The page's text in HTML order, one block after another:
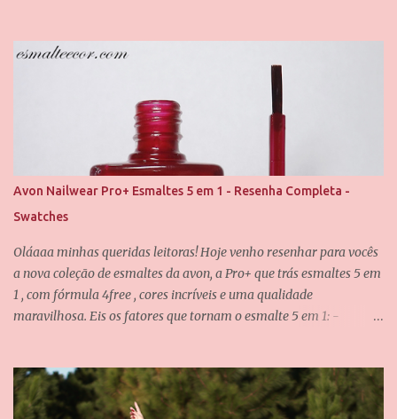
grandes mudanças dependendo da iluminação, mas que
dificilmente desagrada alguém. Foram usadas duas camadas para
obter essa cobertura, e uma camada do verniz da Saloon para
abrir esse brilho espelhado. E agora eu quero que vocês me
contem, qual é o seu esmalte clássico da Vult favorito? Até o
próximo post, amores.
Avon Nailwear Pro+ Esmaltes 5 em 1 - Resenha Completa -
Swatches
Oláaaa minhas queridas leitoras! Hoje venho resenhar para vocês
a nova coleção de esmaltes da avon, a Pro+ que trás esmaltes 5 em
1 , com fórmula 4free , cores incríveis e uma qualidade
maravilhosa. Eis os fatores que tornam o esmalte 5 em 1: -
é incrível, ele é achatado e tem as cerdas bem macias, não
deixando o esmalte "arranhado" quando passamos nas unhas. A